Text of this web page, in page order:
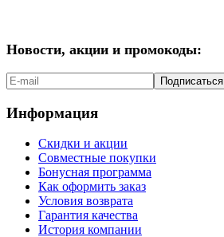
Новости, акции и промокоды:
Подписаться
Информация
Скидки и акции
Совместные покупки
Бонусная программа
Как оформить заказ
Условия возврата
Гарантия качества
История компании